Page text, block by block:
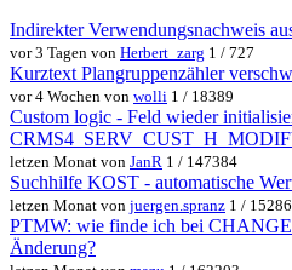
Indirekter Verwendungsnachweis
vor 3 Tagen von Herbert_zarg 1 / 727
Kurztext Plangruppenzähler
vor 4 Wochen von wolli 1 / 18389
Custom logic - Feld wieder
letzen Monat von JanR 1 / 147384
Suchhilfe KOST - automatische
letzen Monat von juergen.spranz 1 /
PTMW: wie finde ich bei CHANGE
Änderung?